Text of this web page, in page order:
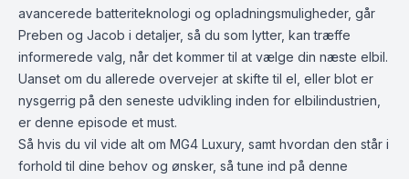
avancerede batteriteknologi og opladningsmuligheder, går
Preben og Jacob i detaljer, så du som lytter, kan træffe
informerede valg, når det kommer til at vælge din næste elbil.
Uanset om du allerede overvejer at skifte til el, eller blot er
nysgerrig på den seneste udvikling inden for elbilindustrien,
er denne episode et must.
Så hvis du vil vide alt om MG4 Luxury, samt hvordan den står i
forhold til dine behov og ønsker, så tune ind på denne